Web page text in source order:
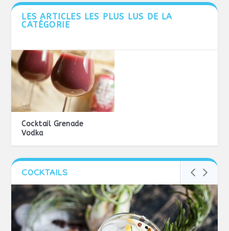
LES ARTICLES LES PLUS LUS DE LA
CATÉGORIE
Cocktail Grenade
Vodka
COCKTAILS